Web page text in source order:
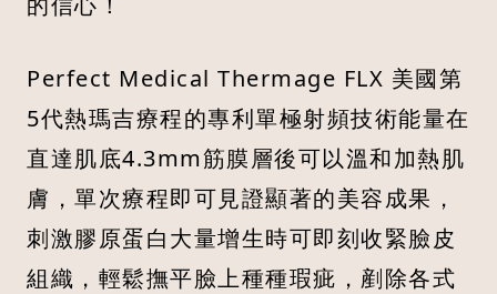
Perfect Medical Thermage FLX 美國第
5代熱瑪吉療程的專利單極射頻技術能量在
直達肌底4.3mm筋膜層後可以溫和加熱肌
膚，單次療程即可見證顯著的美容成果，
刺激膠原蛋白大量增生時可即刻收緊臉皮
組織，輕鬆撫平臉上種種瑕疵，剷除各式